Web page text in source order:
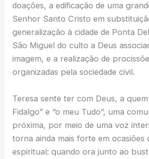
doações, a edificação de uma
Senhor Santo Cristo em
generalização à cidade de Ponta
São Miguel do culto a Deus
imagem, e a realização de
organizadas pela sociedade civil.
Teresa sente ter com Deus, a
Fidalgo” e “o meu Tudo”, uma
próxima, por meio de uma voz
torna ainda mais forte em ocasiões
espiritual: quando ora junto ao